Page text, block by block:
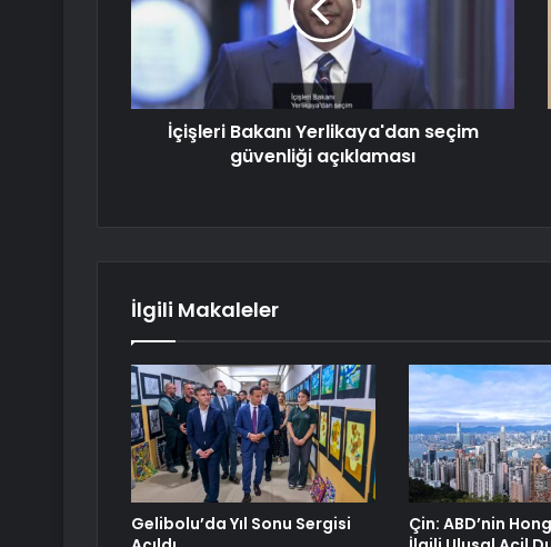
İçişleri Bakanı Yerlikaya'dan seçim
güvenliği açıklaması
İlgili Makaleler
Gelibolu’da Yıl Sonu Sergisi
Çin: ABD’nin